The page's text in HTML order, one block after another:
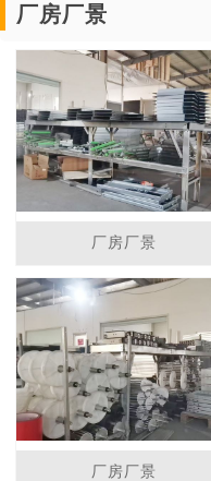
厂房厂景
厂房厂景
厂房厂景